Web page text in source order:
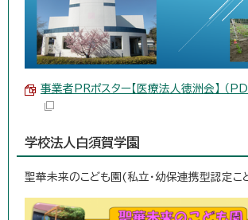
事業者PRポスター【医療法人徳洲会】 （
学校法人白須賀学園
聖華未来のこども園(私立・幼保連携型認定こ